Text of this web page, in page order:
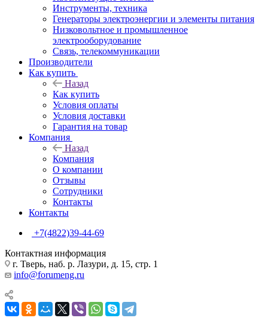
Инструменты, техника
Генераторы электроэнергии и элементы питания
Низковольтное и промышленное
электрооборудование
Связь, телекоммуникации
Производители
Как купить
Назад
Как купить
Условия оплаты
Условия доставки
Гарантия на товар
Компания
Назад
Компания
О компании
Отзывы
Сотрудники
Контакты
Контакты
+7(4822)39-44-69
Контактная информация
г. Тверь, наб. р. Лазури, д. 15, стр. 1
info@forumeng.ru